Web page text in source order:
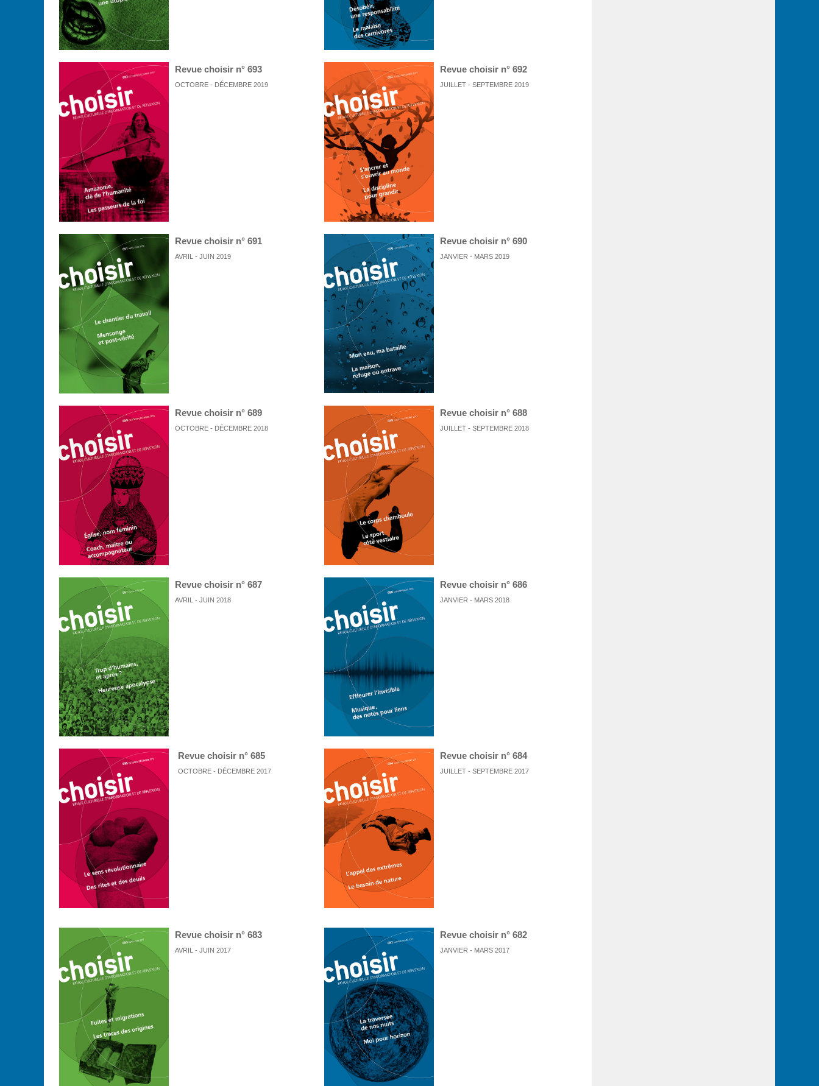
Revue choisir n° 693
OCTOBRE - DÉCEMBRE 2019
Revue choisir n° 692
JUILLET - SEPTEMBRE 2019
Revue choisir n° 691
AVRIL - JUIN 2019
Revue choisir n° 690
JANVIER - MARS 2019
Revue choisir n° 689
OCTOBRE - DÉCEMBRE 2018
Revue choisir n° 688
JUILLET - SEPTEMBRE 2018
Revue choisir n° 687
AVRIL - JUIN 2018
Revue choisir n° 686
JANVIER - MARS 2018
Revue choisir n° 685
OCTOBRE - DÉCEMBRE 2017
Revue choisir n° 684
JUILLET - SEPTEMBRE 2017
Revue choisir n° 683
AVRIL - JUIN 2017
Revue choisir n° 682
JANVIER - MARS 2017